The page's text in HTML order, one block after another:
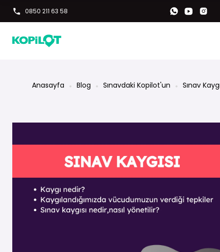
0850 211 63 58
Anasayfa Blog Sınavdaki Kopilot'un Sınav